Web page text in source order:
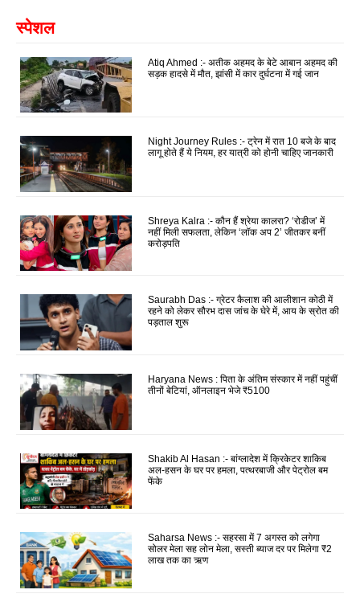
स्पेशल
Atiq Ahmed :- अतीक अहमद के बेटे आबान अहमद की
सड़क हादसे में मौत, झांसी में कार दुर्घटना में गई जान
Night Journey Rules :- ट्रेन में रात 10 बजे के बाद
लागू होते हैं ये नियम, हर यात्री को होनी चाहिए जानकारी
Shreya Kalra :- कौन हैं श्रेया कालरा? ‘रोडीज’ में
नहीं मिली सफलता, लेकिन ‘लॉक अप 2’ जीतकर बनीं
करोड़पति
Saurabh Das :- ग्रेटर कैलाश की आलीशान कोठी में
रहने को लेकर सौरभ दास जांच के घेरे में, आय के स्रोत की
पड़ताल शुरू
Haryana News : पिता के अंतिम संस्कार में नहीं पहुंचीं
तीनों बेटियां, ऑनलाइन भेजे ₹5100
Shakib Al Hasan :- बांग्लादेश में क्रिकेटर शाकिब
अल-हसन के घर पर हमला, पत्थरबाजी और पेट्रोल बम
फेंके
Saharsa News :- सहरसा में 7 अगस्त को लगेगा
सोलर मेला सह लोन मेला, सस्ती ब्याज दर पर मिलेगा ₹2
लाख तक का ऋण